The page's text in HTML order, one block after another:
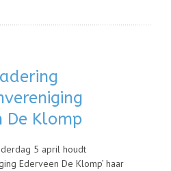
De Klomp
5 april houdt
Ederveen De Klomp’ haar